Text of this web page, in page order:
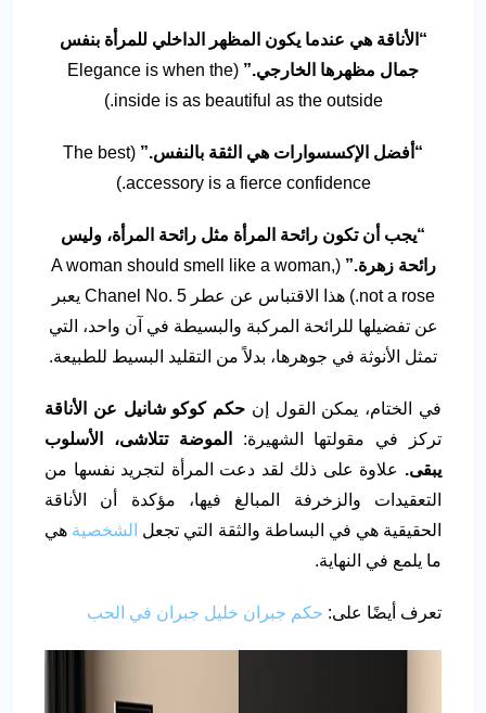
“ الأناقة هي عندما يكون المظهر الداخلي للمرأة بنفس
جمال مظهرها الخارجي.”
(Elegance is when the
inside is as beautiful as the outside.)
“ أفضل الإكسسوارات هي الثقة بالنفس.”
(The best
accessory is a fierce confidence.)
“يجب أن تكون رائحة المرأة مثل رائحة المرأة، وليس
رائحة زهرة.”
(A woman should smell like a woman,
not a rose.) هذا الاقتباس عن عطر Chanel No. 5 يعبر
عن تفضيلها للرائحة المركبة والبسيطة في آن واحد، التي
تمثل الأنوثة في جوهرها، بدلاً من التقليد البسيط للطبيعة.
في الختام، يمكن القول إن حكم كوكو شانيل عن الأناقة
تركز في مقولتها الشهيرة:
الموضة تتلاشى، الأسلوب
يبقى. علاوة على ذلك لقد دعت المرأة لتجريد نفسها من
التعقيدات والزخرفة المبالغ فيها، مؤكدة أن الأناقة
الحقيقية هي في البساطة والثقة التي تجعل الشخصية هي
ما يلمع في النهاية.
تعرف أيضًا على: حكم جبران خليل جبران في الحب